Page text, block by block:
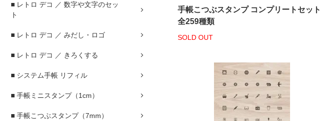
■ レトロ デコ ／ 数字や文字のセッ
ト
■ レトロ デコ ／ みだし・ロゴ
■ レトロ デコ ／ きろくする
■ システム手帳 リフィル
■ 手帳ミニスタンプ（1cm）
■ 手帳こつぶスタンプ（7mm）
手帳こつぶスタンプ コンプリートセット
全259種類
SOLD OUT